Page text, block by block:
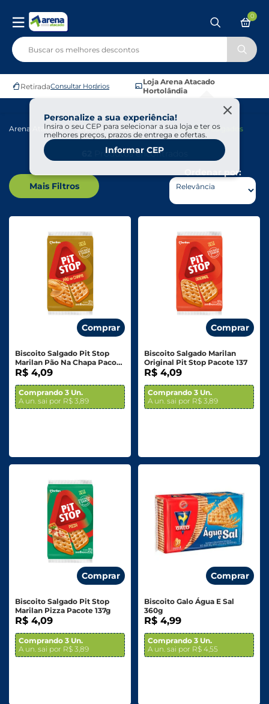
RetiradaConsultar Horários
Loja Arena Atacado
Hortolândia
Personalize a sua experiência!
Insira o seu CEP para selecionar a sua loja e ter os
melhores preços, prazos de entrega e ofertas.
Informar CEP
0
Arena Atacado Biscoitos E Salgadinhos Biscoitos Salgados
Produtos encontrados
Mais Filtros
Ordenar por:
Comprar
Biscoito Salgado Pit Stop
Marilan Pão Na Chapa Pacote
137g
R$ 4,09
Comprando 3 Un.
A un. sai por R$ 3,89
Comprar
Biscoito Salgado Marilan
Original Pit Stop Pacote 137
R$ 4,09
Comprando 3 Un.
A un. sai por R$ 3,89
Comprar
Biscoito Salgado Pit Stop
Marilan Pizza Pacote 137g
R$ 4,09
Comprando 3 Un.
A un. sai por R$ 3,89
Comprar
Biscoito Galo Água E Sal
360g
R$ 4,99
Comprando 3 Un.
A un. sai por R$ 4,55